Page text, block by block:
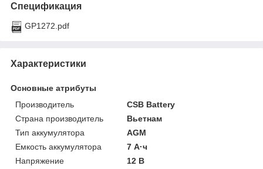
Спецификация
GP1272.pdf
Характеристики
Основные атрибуты
Производитель
CSB Battery
Страна производитель
Вьетнам
Тип аккумулятора
AGM
Емкость аккумулятора
7 А·ч
Напряжение
12 В